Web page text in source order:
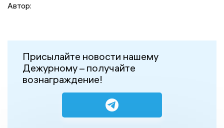
Автор:
Присылайте новости нашему
Дежурному – получайте
вознаграждение!